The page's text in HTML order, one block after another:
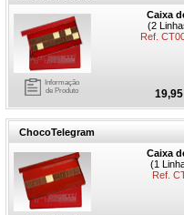
Informação
de Produto
Caixa
(2
Ref.
ChocoTelegram
Caixa
(1
Ref.